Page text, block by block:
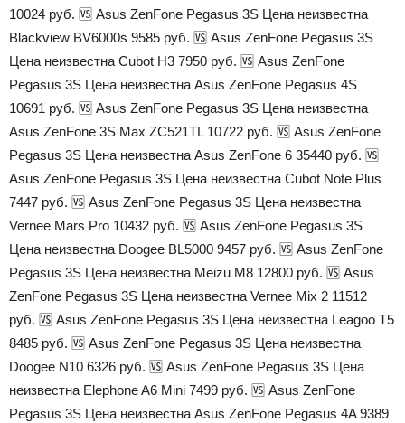
10024 руб. 🆚 Asus ZenFone Pegasus 3S Цена неизвестна
Blackview BV6000s 9585 руб. 🆚 Asus ZenFone Pegasus 3S
Цена неизвестна Cubot H3 7950 руб. 🆚 Asus ZenFone
Pegasus 3S Цена неизвестна Asus ZenFone Pegasus 4S
10691 руб. 🆚 Asus ZenFone Pegasus 3S Цена неизвестна
Asus ZenFone 3S Max ZC521TL 10722 руб. 🆚 Asus ZenFone
Pegasus 3S Цена неизвестна Asus ZenFone 6 35440 руб. 🆚
Asus ZenFone Pegasus 3S Цена неизвестна Cubot Note Plus
7447 руб. 🆚 Asus ZenFone Pegasus 3S Цена неизвестна
Vernee Mars Pro 10432 руб. 🆚 Asus ZenFone Pegasus 3S
Цена неизвестна Doogee BL5000 9457 руб. 🆚 Asus ZenFone
Pegasus 3S Цена неизвестна Meizu M8 12800 руб. 🆚 Asus
ZenFone Pegasus 3S Цена неизвестна Vernee Mix 2 11512
руб. 🆚 Asus ZenFone Pegasus 3S Цена неизвестна Leagoo T5
8485 руб. 🆚 Asus ZenFone Pegasus 3S Цена неизвестна
Doogee N10 6326 руб. 🆚 Asus ZenFone Pegasus 3S Цена
неизвестна Elephone A6 Mini 7499 руб. 🆚 Asus ZenFone
Pegasus 3S Цена неизвестна Asus ZenFone Pegasus 4A 9389